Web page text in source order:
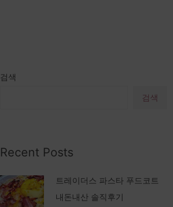
검색
검색
Recent Posts
트레이더스 파스타 푸드코트
내돈내산 솔직후기